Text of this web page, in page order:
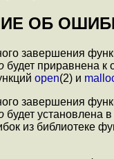
ОБ
завершения
будет приравнена к
open(2) и
завершения
будет установлена
из библиотеке